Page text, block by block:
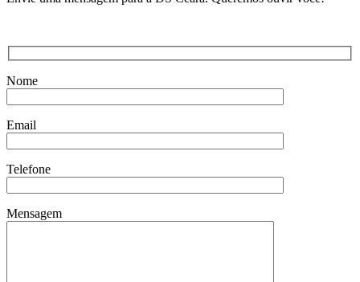
Nome
Email
Telefone
Mensagem